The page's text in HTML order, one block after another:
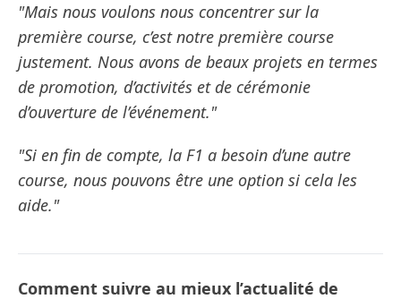
"Mais nous voulons nous concentrer sur la
première course, c’est notre première course
justement. Nous avons de beaux projets en termes
de promotion, d’activités et de cérémonie
d’ouverture de l’événement."
"Si en fin de compte, la F1 a besoin d’une autre
course, nous pouvons être une option si cela les
aide."
Comment suivre au mieux l’actualité de